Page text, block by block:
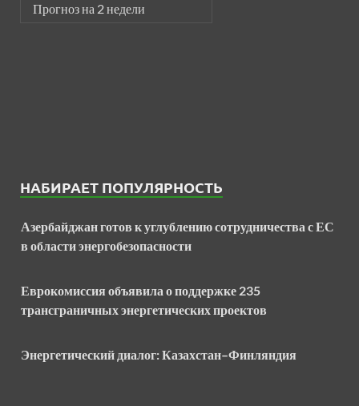
Прогноз на 2 недели
НАБИРАЕТ ПОПУЛЯРНОСТЬ
Азербайджан готов к углублению сотрудничества с ЕС
в области энергобезопасности
Еврокомиссия объявила о поддержке 235
трансграничных энергетических проектов
Энергетический диалог: Казахстан–Финляндия